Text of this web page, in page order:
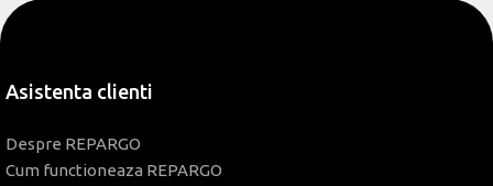
Asistenta clienti
Despre REPARGO
Cum functioneaza REPARGO